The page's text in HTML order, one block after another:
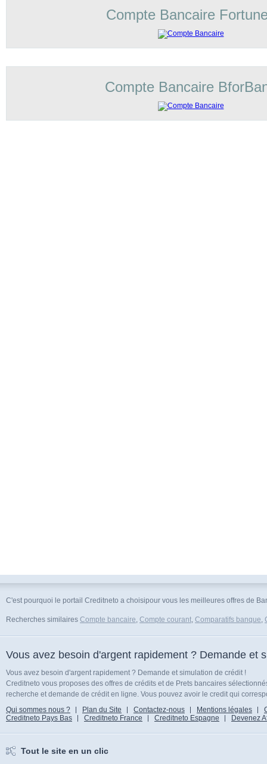
Compte Bancaire
Compte Bancaire
C'est pourquoi le portail Creditneto a choisipour vous les meilleures offres de
Recherches similaires Compte bancaire, Compte courant, Comparatifs banque,
Vous avez besoin d'argent rapidement ? Demande et
Vous avez besoin d'argent rapidement ? Demande et simulation de crédit !
Creditneto vous proposes des offres de crédits et de Prets bancaires
recherche et demande de crédit en ligne. Vous pouvez avoir le credit qui
Qui sommes nous ?
Plan du Site Contactez-nous Mentions légales
Creditneto Pays Bas
Creditneto France Creditneto Espagne Devenez
Tout le site en un clic